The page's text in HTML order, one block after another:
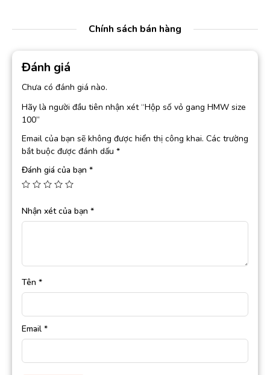
Chính sách bán hàng
Đánh giá
Chưa có đánh giá nào.
Hãy là người đầu tiên nhận xét “Hộp số vỏ gang HMW size
100”
Email của bạn sẽ không được hiển thị công khai. Các trường
bắt buộc được đánh dấu *
Đánh giá của bạn *
Nhận xét của bạn *
Tên *
Email *